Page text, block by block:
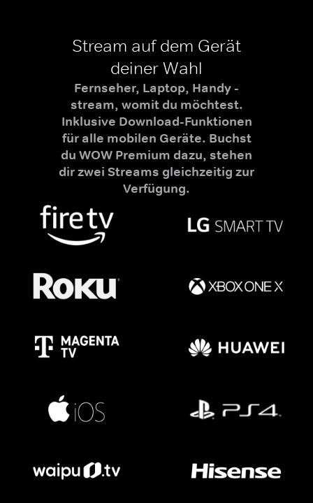
Stream auf dem Gerät
deiner Wahl
Fernseher, Laptop, Handy -
stream, womit du möchtest.
Inklusive Download-Funktionen
für alle mobilen Geräte. Buchst
du WOW Premium dazu, stehen
dir zwei Streams gleichzeitig zur
Verfügung.